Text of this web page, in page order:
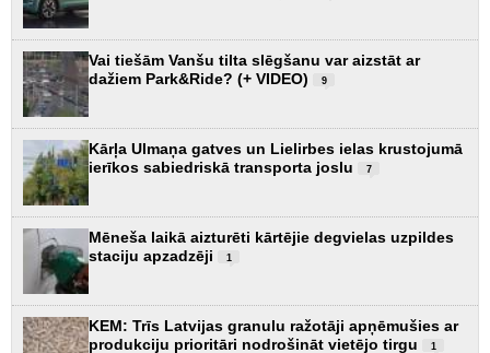
Vai tiešām Vanšu tilta slēgšanu var aizstāt ar
dažiem Park&Ride? (+ VIDEO)
9
Kārļa Ulmaņa gatves un Lielirbes ielas krustojumā
ierīkos sabiedriskā transporta joslu
7
Mēneša laikā aizturēti kārtējie degvielas uzpildes
staciju apzadzēji
1
KEM: Trīs Latvijas granulu ražotāji apņēmušies ar
produkciju prioritāri nodrošināt vietējo tirgu
1